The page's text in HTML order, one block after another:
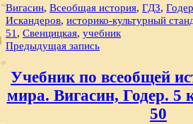
Вигасин, Всеобщая история, ГДЗ, Годер
Искандеров, историко-культурный
51 , Свенцицкая, учебник
Навигация
по
записям
Предыдущая запись
Учебник по всеобщей
мира. Вигасин, Годер. 5
50